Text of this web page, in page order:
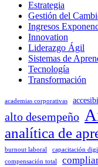
Estrategia
Gestión del
Ingresos
Innovation
Liderazgo Ágil
Sistemas de
Tecnología
Transformación
academias corporativas
alto desempeño
analítica de
burnout laboral capacitación
compensación total